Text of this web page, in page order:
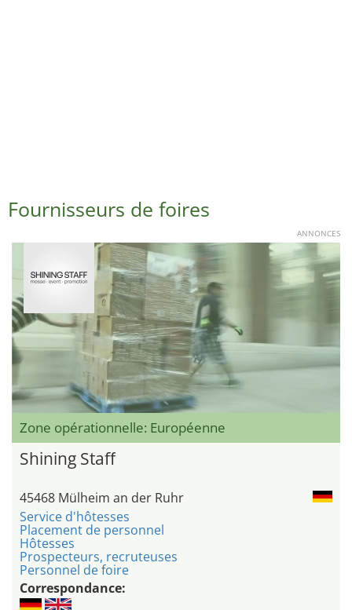
Fournisseurs de foires
ANNONCES
Zone opérationnelle: Européenne
Shining Staff
45468 Mülheim an der Ruhr
Service d'hôtesses
Placement de personnel
Hôtesses
Prospecteurs, recruteuses
Personnel de foire
Correspondance: